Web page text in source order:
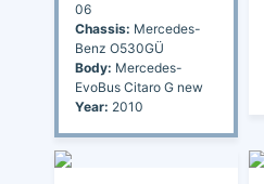
06
Chassis: Mercedes-
Benz O530GÜ
Body: Mercedes-
EvoBus Citaro G new
Year: 2010